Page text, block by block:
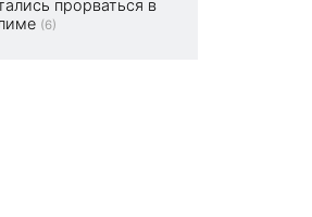
прорваться в
(6)